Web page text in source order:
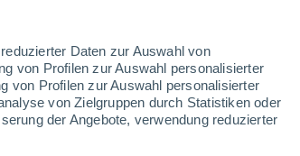
Daten zur Auswahl von
von Profilen zur Auswahl personalisierter
von Profilen zur Auswahl personalisierter
von Zielgruppen durch Statistiken oder
der Angebote, verwendung reduzierter